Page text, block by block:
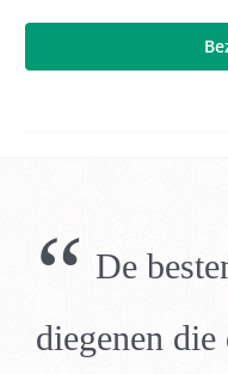
“ De
diegenen die